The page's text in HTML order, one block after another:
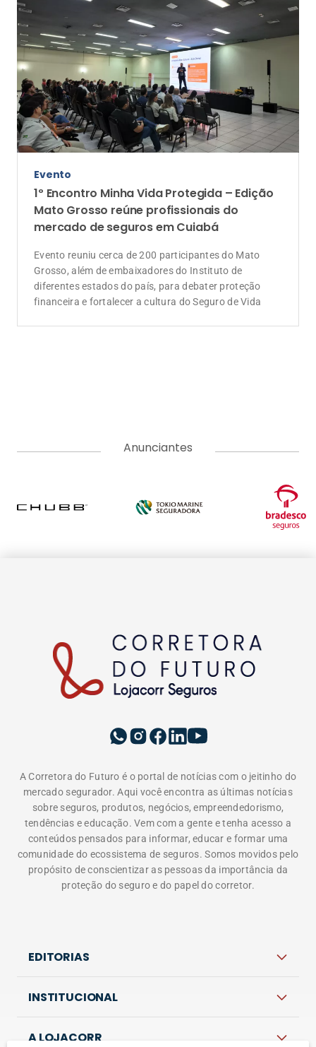
Evento
1º Encontro Minha Vida Protegida – Edição
Mato Grosso reúne profissionais do
mercado de seguros em Cuiabá
Evento reuniu cerca de 200 participantes do Mato
Grosso, além de embaixadores do Instituto de
diferentes estados do país, para debater proteção
financeira e fortalecer a cultura do Seguro de Vida
Anunciantes
A Corretora do Futuro é o portal de notícias com o jeitinho do
mercado segurador. Aqui você encontra as últimas notícias
sobre seguros, produtos, negócios, empreendedorismo,
tendências e educação. Vem com a gente e tenha acesso a
conteúdos pensados para informar, educar e formar uma
comunidade do ecossistema de seguros. Somos movidos pelo
propósito de conscientizar as pessoas da importância da
proteção do seguro e do papel do corretor.
EDITORIAS
INSTITUCIONAL
A LOJACORR